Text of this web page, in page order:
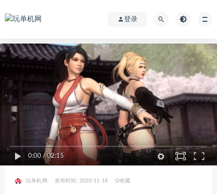
登录
0:00 /02:15
玩单机网 发布时间: 2020-11-18 收藏